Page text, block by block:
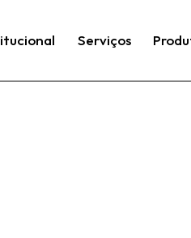
Serviços